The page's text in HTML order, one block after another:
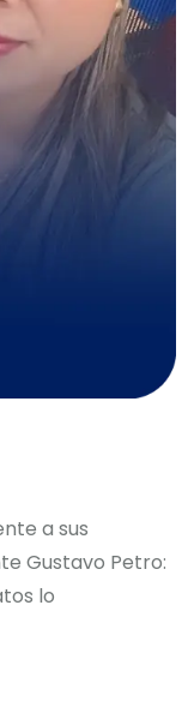
a sus
Gustavo Petro:
lo